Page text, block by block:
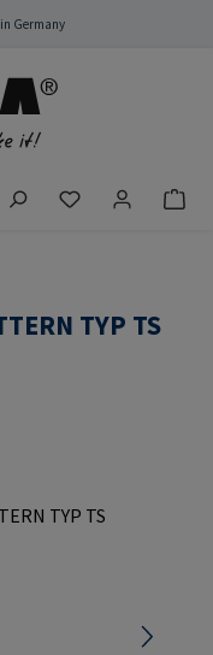
Germany
Du hast 0
TYP TS